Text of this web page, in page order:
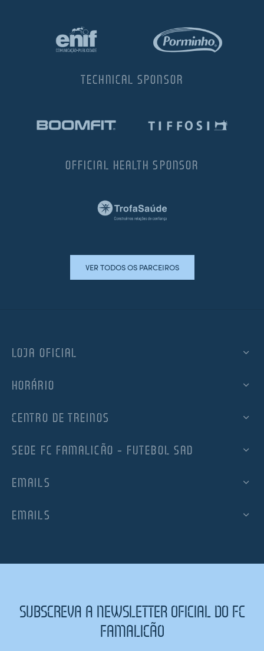
TECHNICAL SPONSOR
OFFICIAL HEALTH SPONSOR
VER TODOS OS PARCEIROS
LOJA OFICIAL
HORÁRIO
CENTRO DE TREINOS
SEDE FC FAMALICÃO – FUTEBOL SAD
EMAILS
EMAILS
SUBSCREVA A NEWSLETTER OFICIAL DO FC
FAMALICÃO